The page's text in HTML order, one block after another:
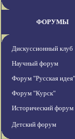
ФОРУМЫ
Дискуссионный клуб
Научный форум
Форум "Русская идея"
Форум "Курск"
Исторический форум
Детский форум